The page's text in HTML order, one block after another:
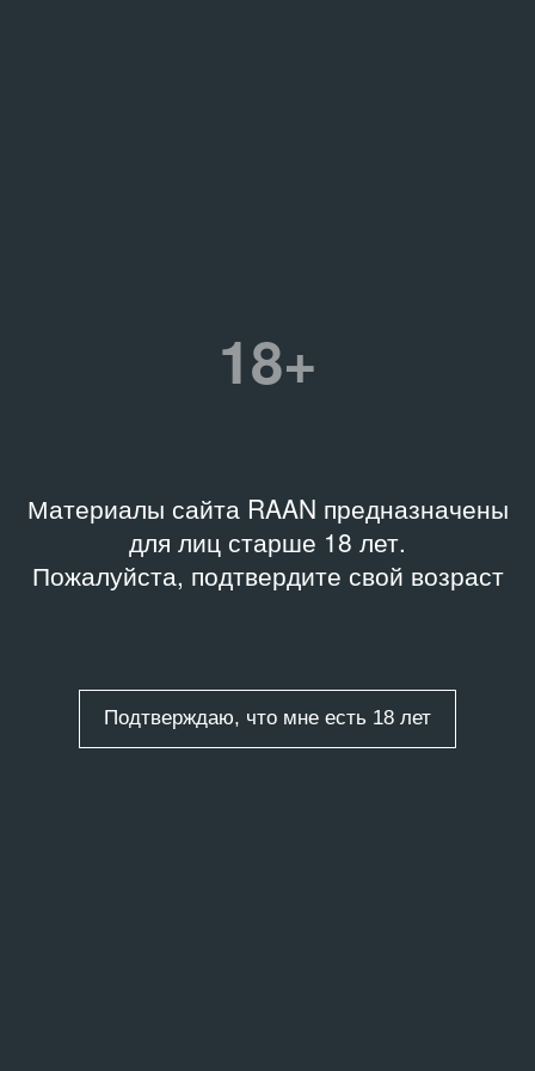
18+
Материалы сайта RAAN предназначены
для лиц старше 18 лет.
Пожалуйста, подтвердите свой возраст
Подтверждаю, что мне есть 18 лет